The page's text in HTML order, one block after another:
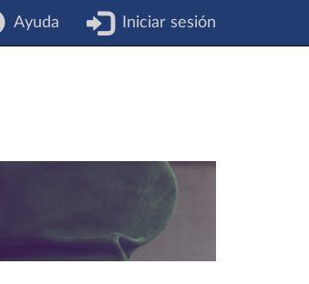
Ayuda Iniciar sesión